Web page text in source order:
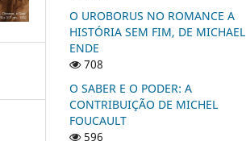
O UROBORUS NO ROMANCE A
HISTÓRIA SEM FIM, DE MICHAEL
ENDE
708
O SABER E O PODER: A
CONTRIBUIÇÃO DE MICHEL
FOUCAULT
596